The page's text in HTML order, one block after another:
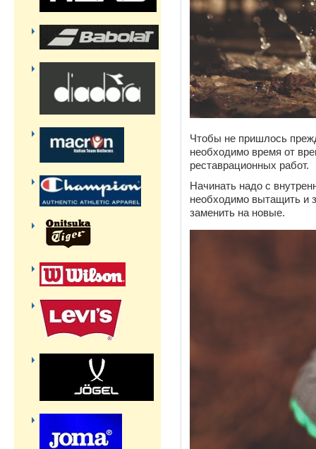
Чтобы не пришлось
необходимо время от
реставрационных работ.
Начинать надо с
необходимо вытащить и
заменить на новые.